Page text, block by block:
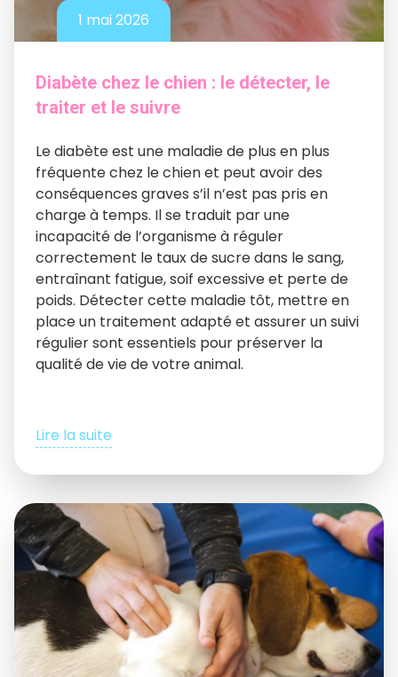
1 mai 2026
Diabète chez le chien : le détecter, le
traiter et le suivre
Le diabète est une maladie de plus en plus
fréquente chez le chien et peut avoir des
conséquences graves s’il n’est pas pris en
charge à temps. Il se traduit par une
incapacité de l’organisme à réguler
correctement le taux de sucre dans le sang,
entraînant fatigue, soif excessive et perte de
poids. Détecter cette maladie tôt, mettre en
place un traitement adapté et assurer un suivi
régulier sont essentiels pour préserver la
qualité de vie de votre animal.
Lire la suite